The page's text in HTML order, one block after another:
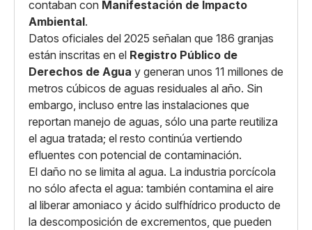
contaban con Manifestación de Impacto
Ambiental.
Datos oficiales del 2025 señalan que 186 granjas
están inscritas en el Registro Público de
Derechos de Agua y generan unos 11 millones de
metros cúbicos de aguas residuales al año. Sin
embargo, incluso entre las instalaciones que
reportan manejo de aguas, sólo una parte reutiliza
el agua tratada; el resto continúa vertiendo
efluentes con potencial de contaminación.
El daño no se limita al agua. La industria porcícola
no sólo afecta el agua: también contamina el aire
al liberar amoniaco y ácido sulfhídrico producto de
la descomposición de excrementos, que pueden